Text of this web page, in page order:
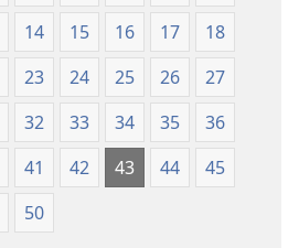
roku
1997)
roku
1997)
14 15 16 17
18
23 24 25 26
27
32 33 34 35
36
41 42 43 44
45
50